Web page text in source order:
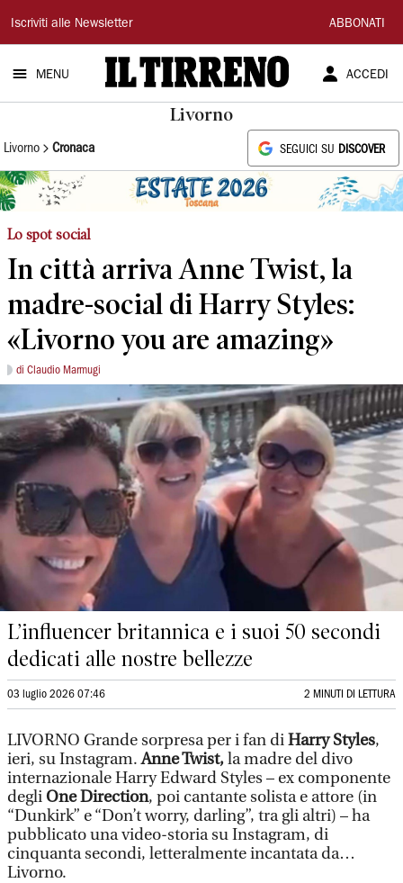
Il
Tirreno
Iscriviti alle Newsletter ABBONATI
MENU ACCEDI
Livorno
Livorno Cronaca SEGUICI SU DISCOVER
Lo spot social
In città arriva Anne Twist, la
madre-social di Harry Styles:
«Livorno you are amazing»
di Claudio Marmugi
L’influencer britannica e i suoi 50 secondi
dedicati alle nostre bellezze
03 luglio 2026 07:46 2 MINUTI DI LETTURA
LIVORNO Grande sorpresa per i fan diHarry Styles,
ieri, su Instagram.Anne Twist,la madre del divo
internazionale Harry Edward Styles – ex componente
degli One Direction, poi cantante solista e attore (in
“Dunkirk” e “Don’t worry, darling”, tra gli altri) – ha
pubblicato una video-storia su Instagram, di
cinquanta secondi, letteralmente incantata da…
Livorno.